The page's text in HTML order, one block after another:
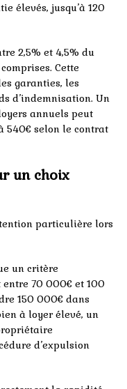
élevés, jusqu’à 120
2,5% et 4,5% du
Cette
garanties, les
d’indemnisation. Un
annuels peut
540€ selon le contrat
un choix
particulière lors
un critère
70 000€ et 100
150 000€ dans
à loyer élevé, un
d’expulsion